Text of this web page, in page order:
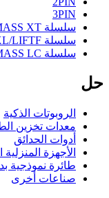
3PIN
سلسلة AMASS XT
سلسلة AMASS XL/LIFTF
سلسلة AMASS LC
حل
الروبوتات الذكية
معدات تخزين
أدوات الحدائق
الأجهزة
طائرة نموذجية
صناعات أخرى